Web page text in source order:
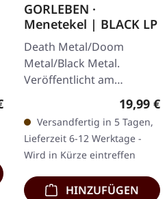
Preis:
GORLEBEN ·
Menetekel | BLACK LP
Death Metal/Doom
Metal/Black Metal.
Veröffentlicht am
15.10.2025, auf Darkness
Shall Rise Productions.
Schwarzes Vinyl mit 4-
seitigem 12" Insert.…
19,99 €
Versandfertig in 5 Tagen,
Lieferzeit 6-12 Werktage -
Wird in Kürze eintreffen
HINZUFÜGEN